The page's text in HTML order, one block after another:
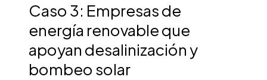
Caso 3: Empresas de
energía renovable que
apoyan desalinización y
bombeo solar